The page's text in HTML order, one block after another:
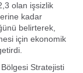
olan işsizlik
kadar
belirterek,
için ekonomik
Stratejisti